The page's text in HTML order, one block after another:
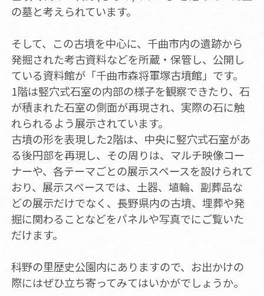
の墓と考えられています。
そして、この古墳を中心に、千曲市内の遺跡から
発掘された考古資料などを所蔵・保管し、公開し
ている資料館が「千曲市森将軍塚古墳館」です。
1階は竪穴式石室の内部の様子を観察できたり、石
が積まれた石室の側面が再現され、実際の石に触
れられるよう展示されています。
古墳の形を表現した2階は、中央に竪穴式石室があ
る後円部を再現し、その周りは、マルチ映像コー
ナーや、各テーマごとの展示スペースを設けられて
おり、展示スペースでは、土器、埴輪、副葬品な
どの展示だけでなく、長野県内の古墳、埋葬や発
掘に関わることなどをパネルや写真でにご覧いた
だけます。
科野の里歴史公園内にありますので、お出かけの
際にはぜひ立ち寄ってみてはいかがでしょうか。